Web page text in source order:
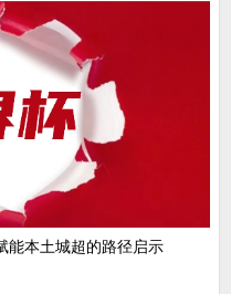
能本土城超的路径启示